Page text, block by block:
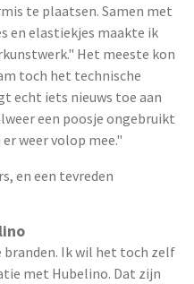
te plaatsen. Samen met
en elastiekjes maakte ik
Het meeste kon
toch het technische
echt iets nieuws toe aan
een poosje ongebruikt
weer volop mee."
en een tevreden
Ik wil het toch zelf
met Hubelino. Dat zijn